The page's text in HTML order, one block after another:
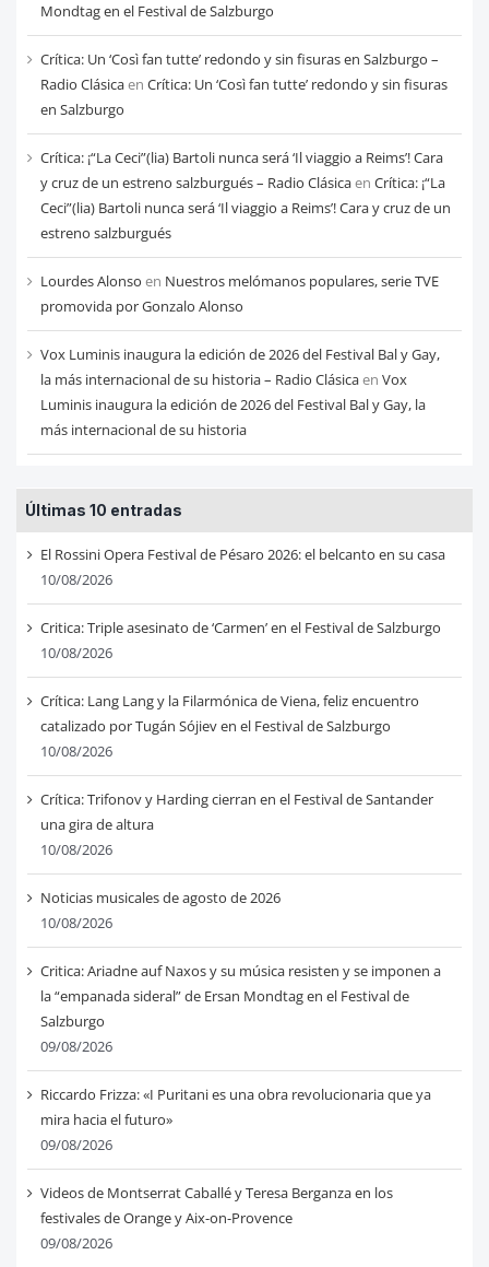
Mondtag en el Festival de Salzburgo
Crítica: Un ‘Così fan tutte’ redondo y sin fisuras en Salzburgo –
Radio Clásicaen Crítica: Un ‘Così fan tutte’ redondo y sin fisuras
en Salzburgo
Crítica: ¡“La Ceci”(lia) Bartoli nunca será ‘Il viaggio a Reims’! Cara
y cruz de un estreno salzburgués – Radio Clásicaen Crítica: ¡“La
Ceci”(lia) Bartoli nunca será ‘Il viaggio a Reims’! Cara y cruz de un
estreno salzburgués
Lourdes Alonso en Nuestros melómanos populares, serie TVE
promovida por Gonzalo Alonso
Vox Luminis inaugura la edición de 2026 del Festival Bal y Gay,
la más internacional de su historia – Radio Clásicaen Vox
Luminis inaugura la edición de 2026 del Festival Bal y Gay, la
más internacional de su historia
Últimas 10 entradas
El Rossini Opera Festival de Pésaro 2026: el belcanto en su casa
10/08/2026
Critica: Triple asesinato de ‘Carmen’ en el Festival de Salzburgo
10/08/2026
Crítica: Lang Lang y la Filarmónica de Viena, feliz encuentro
catalizado por Tugán Sójiev en el Festival de Salzburgo
10/08/2026
Crítica: Trifonov y Harding cierran en el Festival de Santander
una gira de altura
10/08/2026
Noticias musicales de agosto de 2026
10/08/2026
Critica: Ariadne auf Naxos y su música resisten y se imponen a
la “empanada sideral” de Ersan Mondtag en el Festival de
Salzburgo
09/08/2026
Riccardo Frizza: «I Puritani es una obra revolucionaria que ya
mira hacia el futuro»
09/08/2026
Videos de Montserrat Caballé y Teresa Berganza en los
festivales de Orange y Aix-on-Provence
09/08/2026